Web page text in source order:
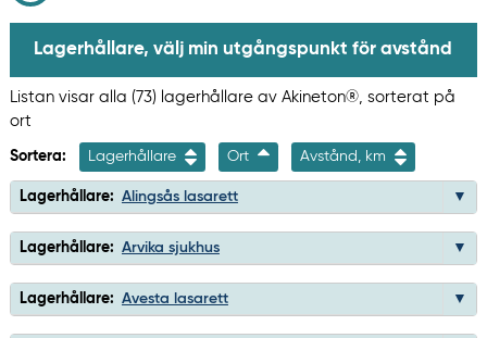
Lagerhållare, välj min utgångspunkt för avstånd
Listan visar alla (73) lagerhållare av Akineton®, sorterat på
ort
Sortera: Lagerhållare Ort Avstånd, km
Lagerhållare: Alingsås lasarett
Lagerhållare: Arvika sjukhus
Lagerhållare: Avesta lasarett